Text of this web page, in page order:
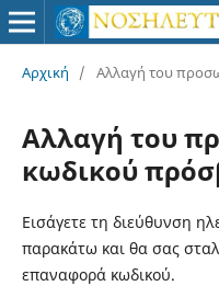
Αρχική / Αλλαγή του
Αλλαγή του
κωδικού
Εισάγετε τη διεύθυνση
παρακάτω και θα σας
επαναφορά κωδικού.